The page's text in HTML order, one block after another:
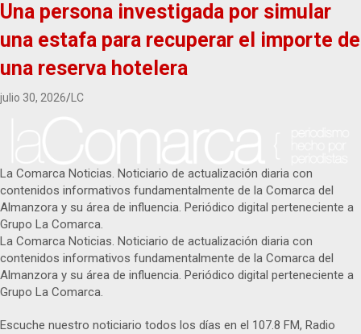
Una persona investigada por simular
una estafa para recuperar el importe de
una reserva hotelera
julio 30, 2026 LC
La Comarca Noticias. Noticiario de actualización diaria con
contenidos informativos fundamentalmente de la Comarca del
Almanzora y su área de influencia. Periódico digital perteneciente a
Grupo La Comarca.
La Comarca Noticias. Noticiario de actualización diaria con
contenidos informativos fundamentalmente de la Comarca del
Almanzora y su área de influencia. Periódico digital perteneciente a
Grupo La Comarca.
Escuche nuestro noticiario todos los días en el 107.8 FM, Radio